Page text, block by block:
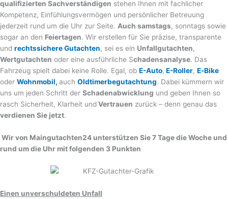
qualifizierten Sachverständigen stehen Ihnen mit fachlicher
Kompetenz, Einfühlungsvermögen und persönlicher Betreuung
jederzeit rund um die Uhr zur Seite. Auch samstags, sonntags sowie
sogar an den Feiertagen. Wir erstellen für Sie präzise, transparente
und rechtssichere Gutachten, sei es ein Unfallgutachten,
Wertgutachten oder eine ausführliche Schadensanalyse. Das
Fahrzeug spielt dabei keine Rolle. Egal, ob E-Auto, E-Roller, E‑Bike
oder Wohnmobil, auch Oldtimerbegutachtung. Dabei kümmern wir
uns um jeden Schritt der Schadenabwicklung und geben Ihnen so
rasch Sicherheit, Klarheit undVertrauen zurück – denn genau das
verdienen Sie jetzt.
Wir von Maingutachten24 unterstützen Sie 7 Tage die Woche und
rund um die Uhr mit folgenden 3 Punkten
Einen unverschuldeten Unfall